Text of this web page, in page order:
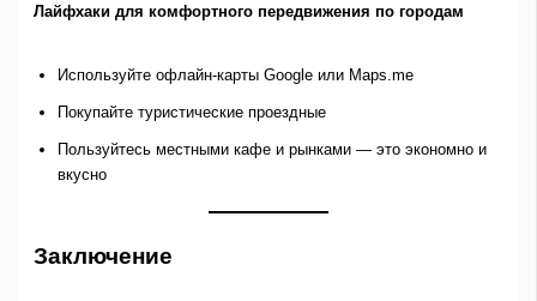
Лайфхаки для комфортного передвижения по городам
Используйте офлайн-карты Google или Maps.me
Покупайте туристические проездные
Пользуйтесь местными кафе и рынками — это экономно и
вкусно
Заключение